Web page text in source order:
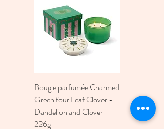
Bougie parfumée Charmed
Green four Leaf Clover -
Dandelion and Clover -
226g
Oz./118Ml
Moon
Prijs
€ 30,00